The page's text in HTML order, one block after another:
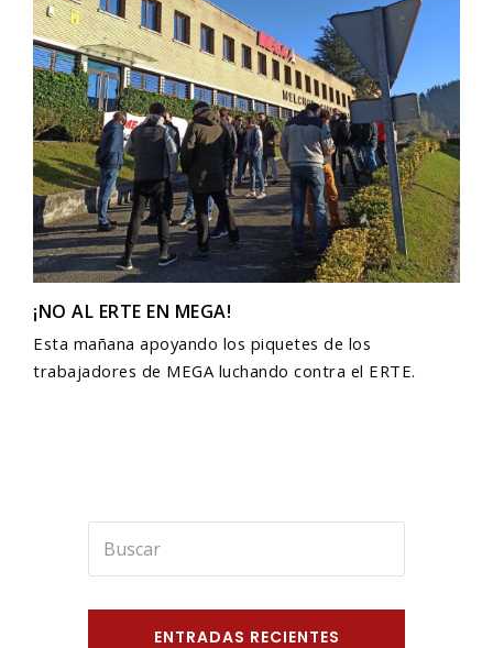
¡NO AL ERTE EN MEGA!
Esta mañana apoyando los piquetes de los
trabajadores de MEGA luchando contra el ERTE.
ENTRADAS RECIENTES